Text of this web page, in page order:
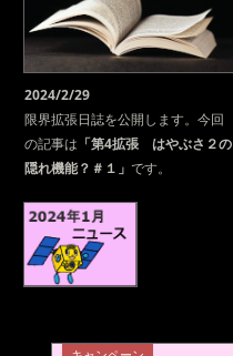
2024/2/29
限界拡張日誌を公開します。今回
の記事は 「第4拡張 はやぶさ２の
隠れ機能？＃１」です。